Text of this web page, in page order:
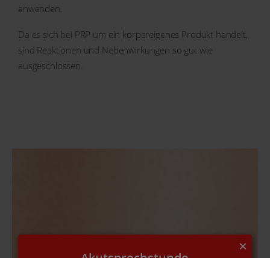
×
anwenden.
Da es sich bei PRP um ein körpereigenes Produkt handelt,
sind Reaktionen und Nebenwirkungen so gut wie
ausgeschlossen.